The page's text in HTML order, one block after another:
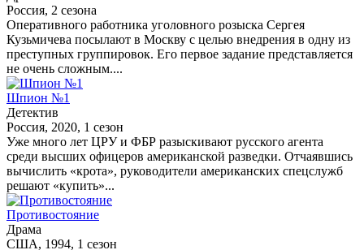
Россия, 2 сезона
Оперативного работника уголовного розыска Сергея
Кузьмичева посылают в Москву с целью внедрения в одну из
преступных группировок. Его первое задание представляется
не очень сложным....
Шпион №1
Детектив
Россия, 2020, 1 сезон
Уже много лет ЦРУ и ФБР разыскивают русского агента
среди высших офицеров американской разведки. Отчаявшись
вычислить «крота», руководители американских спецслужб
решают «купить»...
Противостояние
Драма
США, 1994, 1 сезон